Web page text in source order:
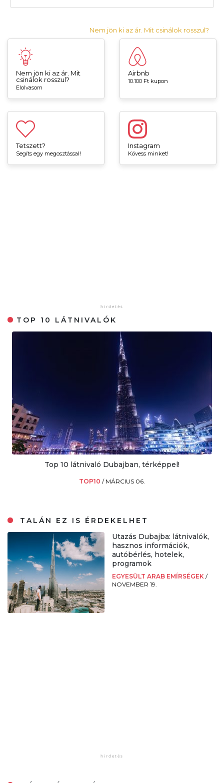
Nem jön ki az ár. Mit csinálok rosszul?
Nem jön ki az ár. Mit
csinálok rosszul?
Elolvasom
Airbnb
10.100 Ft kupon
Tetszett?
Segíts egy megosztással!
Instagram
Kövess minket!
TOP 10 LÁTNIVALÓK
Top 10 látnivaló Dubajban, térképpel!
TOP10 / MÁRCIUS 06.
TALÁN EZ IS ÉRDEKELHET
Utazás Dubajba: látnivalók,
hasznos információk,
autóbérlés, hotelek,
programok
EGYESÜLT ARAB EMÍRSÉGEK /
NOVEMBER 19.